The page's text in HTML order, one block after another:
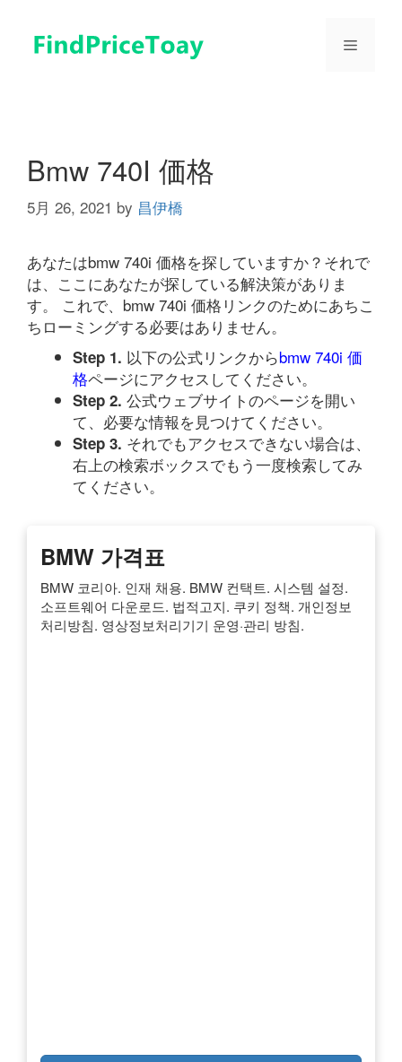
メ
Bmw 740I 価格
5月 26, 2021 by 昌伊橋
あなたはbmw 740i 価格を探していますか？それで
は、ここにあなたが探している解決策がありま
す。 これで、bmw 740i 価格リンクのためにあちこ
ちローミングする必要はありません。
Step 1. 以下の公式リンクからbmw 740i 価
格ページにアクセスしてください。
Step 2. 公式ウェブサイトのページを開い
て、必要な情報を見つけてください。
Step 3. それでもアクセスできない場合は、
右上の検索ボックスでもう一度検索してみ
てください。
BMW 가격표
BMW 코리아. 인재 채용. BMW 컨택트. 시스템 설정.
소프트웨어 다운로드. 법적고지. 쿠키 정책. 개인정보
처리방침. 영상정보처리기기 운영·관리 방침.